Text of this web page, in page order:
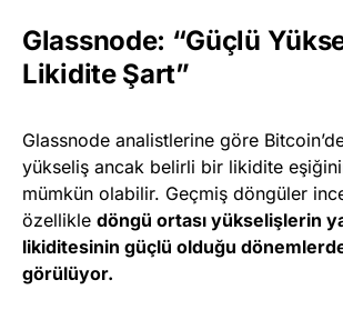
Glassnode: “Güçlü
Likidite Şart”
Glassnode analistlerine göre
yükseliş ancak belirli bir likidite
mümkün olabilir. Geçmiş döngüler
özellikle döngü ortası yükselişlerin
likiditesinin güçlü olduğu
görülüyor.